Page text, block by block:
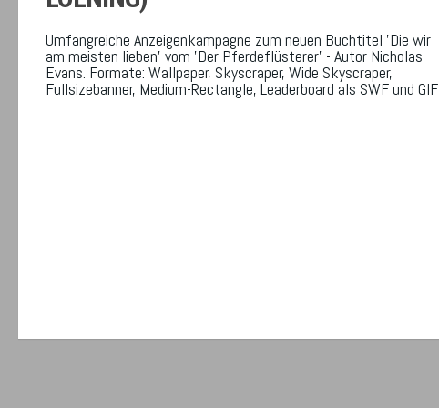
Umfangreiche Anzeigenkampagne zum neuen Buchtitel 'Die wir
am meisten lieben' vom 'Der Pferdeflüsterer' - Autor Nicholas
Evans. Formate: Wallpaper, Skyscraper, Wide Skyscraper,
Fullsizebanner, Medium-Rectangle, Leaderboard als SWF und GIF